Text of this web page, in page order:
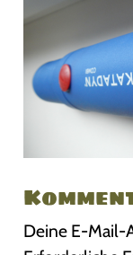
Deine E-Mail-